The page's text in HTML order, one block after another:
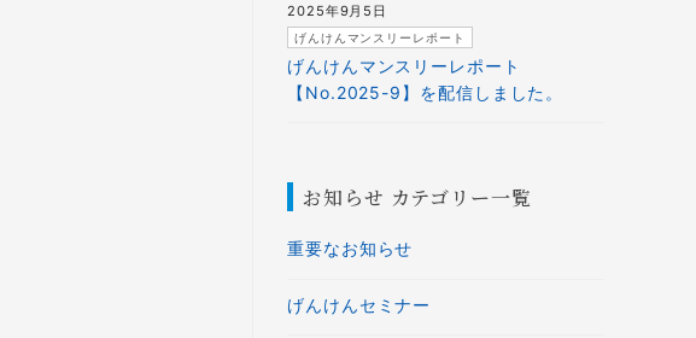
げんけんマンスリーレポート
【No.2025-9】を配信しました。
げんけんマンスリーレポート
2025年9月5日
お知らせ カテゴリー一覧
重要なお知らせ
げんけんセミナー